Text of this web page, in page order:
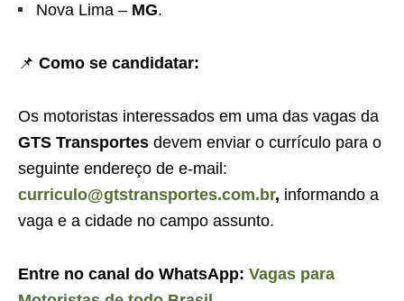
Nova Lima – MG.
📌 Como se candidatar:
Os motoristas interessados em uma das vagas da
GTS Transportes devem enviar o currículo para o
seguinte endereço de e-mail:
curriculo@gtstransportes.com.br, informando a
vaga e a cidade no campo assunto.
Entre no canal do WhatsApp: Vagas para